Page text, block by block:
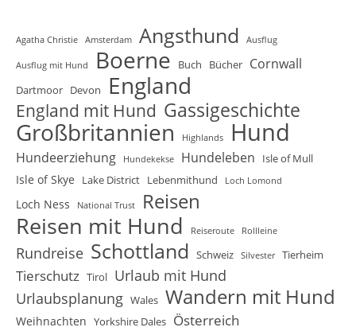
Agatha Christie Amsterdam Angsthund Ausflug
Ausflug mit Hund Boerne Buch Bücher Cornwall
Dartmoor Devon England
England mit Hund Gassigeschichte
Großbritannien Highlands Hund
Hundeerziehung Hundekekse Hundeleben Isle of Mull
Isle of Skye Lake District Lebenmithund Loch Lomond
Loch Ness National Trust Reisen
Reisen mit Hund Reiseroute Rollleine
Rundreise Schottland Schweiz Silvester Tierheim
Tierschutz Tirol Urlaub mit Hund
Urlaubsplanung Wales Wandern mit Hund
Weihnachten Yorkshire Dales Österreich